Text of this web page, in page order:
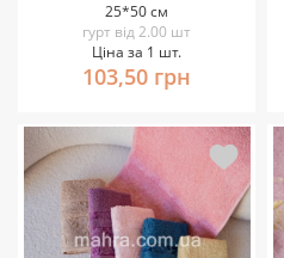
25*50 см
гурт від 2.00 шт
Ціна за 1 шт.
103,50 грн